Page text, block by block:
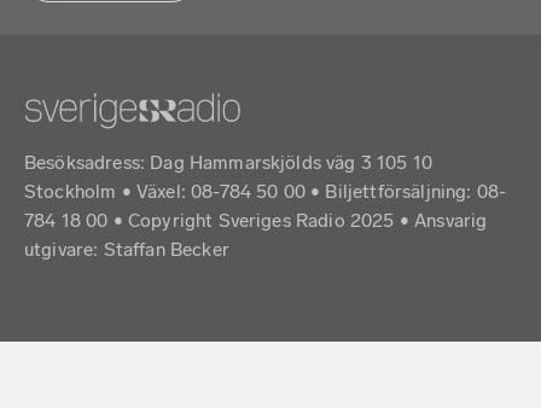
Besöksadress: Dag Hammarskjölds väg 3 105 10
Stockholm • Växel: 08-784 50 00 • Biljettförsäljning: 08-
784 18 00 • Copyright Sveriges Radio 2025 •Ansvarig
utgivare: Staffan Becker